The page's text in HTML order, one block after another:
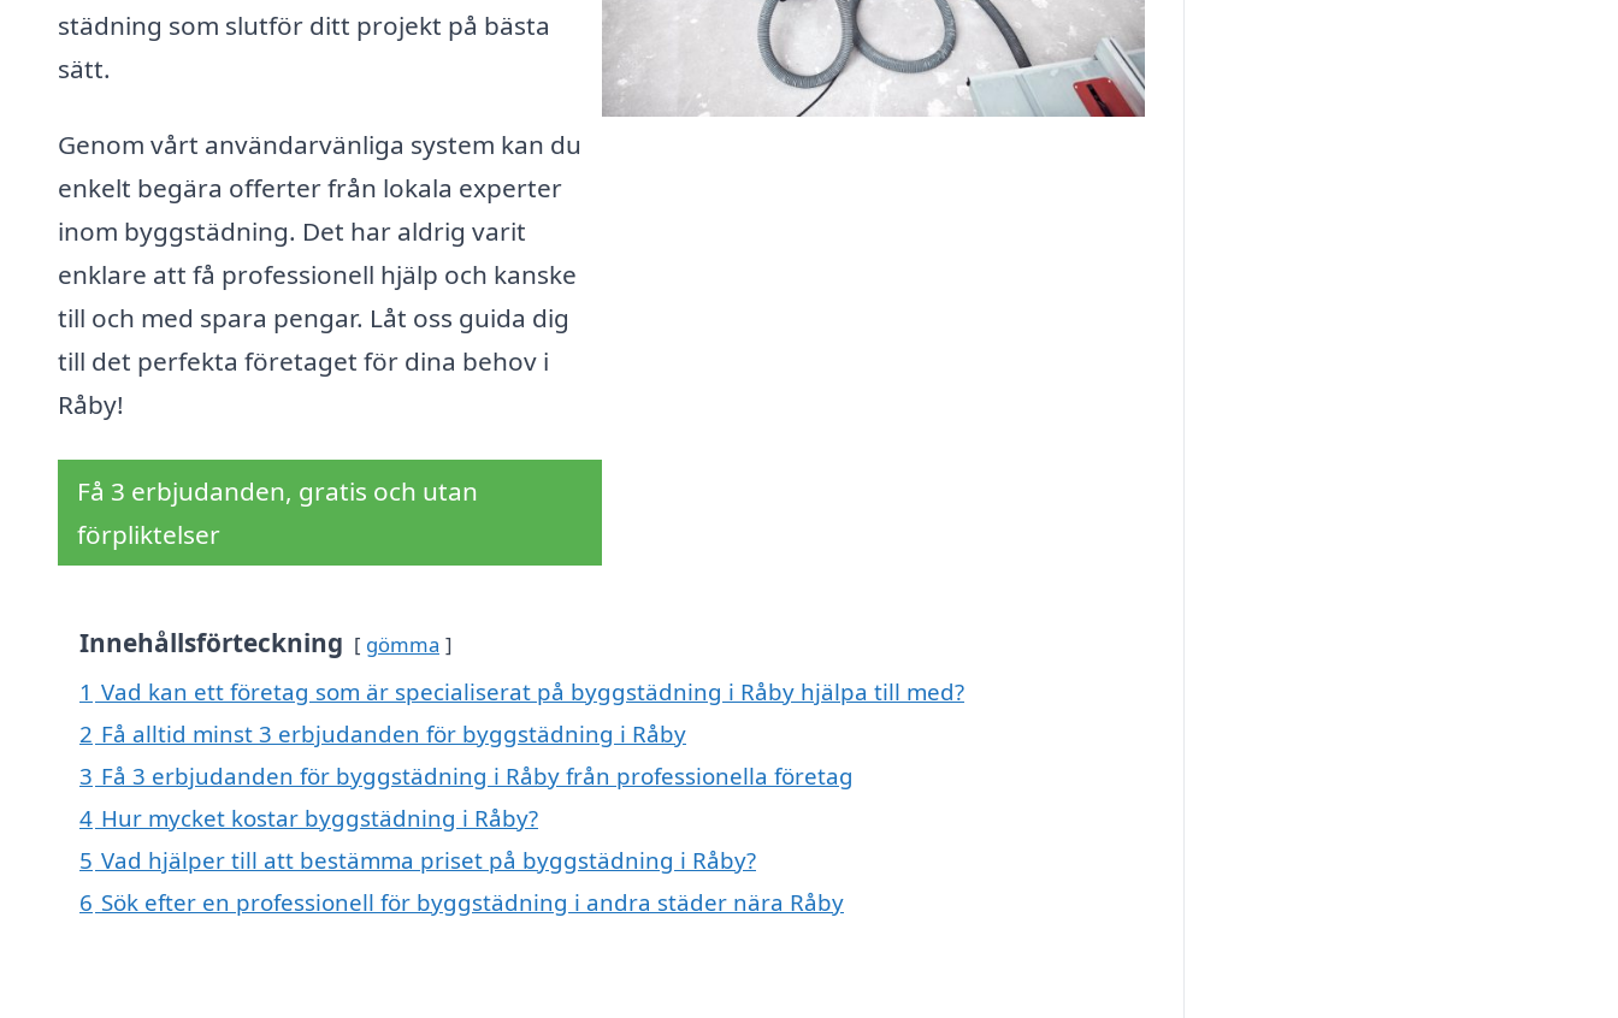
städning som slutför ditt projekt på bästa
sätt.
Genom vårt användarvänliga system kan du
enkelt begära offerter från lokala experter
inom byggstädning. Det har aldrig varit
enklare att få professionell hjälp och kanske
till och med spara pengar. Låt oss guida dig
till det perfekta företaget för dina behov i
Råby!
Få 3 erbjudanden, gratis och utan
förpliktelser
Innehållsförteckning gömma
1 Vad kan ett företag som är specialiserat på byggstädning i Råby hjälpa till med?
2 Få alltid minst 3 erbjudanden för byggstädning i Råby
3 Få 3 erbjudanden för byggstädning i Råby från professionella företag
4 Hur mycket kostar byggstädning i Råby?
5 Vad hjälper till att bestämma priset på byggstädning i Råby?
6 Sök efter en professionell för byggstädning i andra städer nära Råby